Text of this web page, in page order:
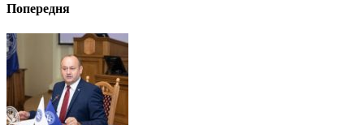
Попередня